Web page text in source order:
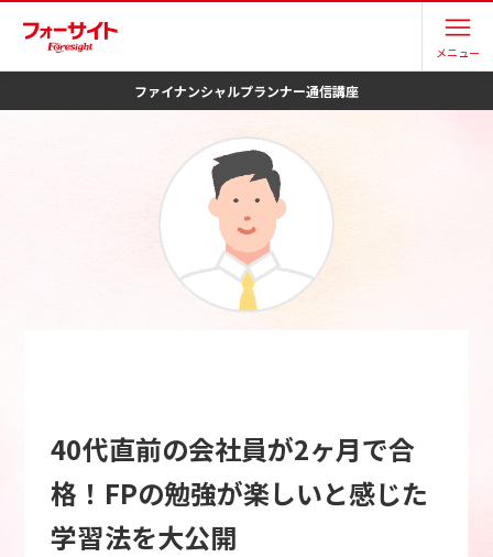
メニュー
ファイナンシャルプランナー通信講座
40代直前の会社員が2ヶ月で合
格！FPの勉強が楽しいと感じた
学習法を大公開